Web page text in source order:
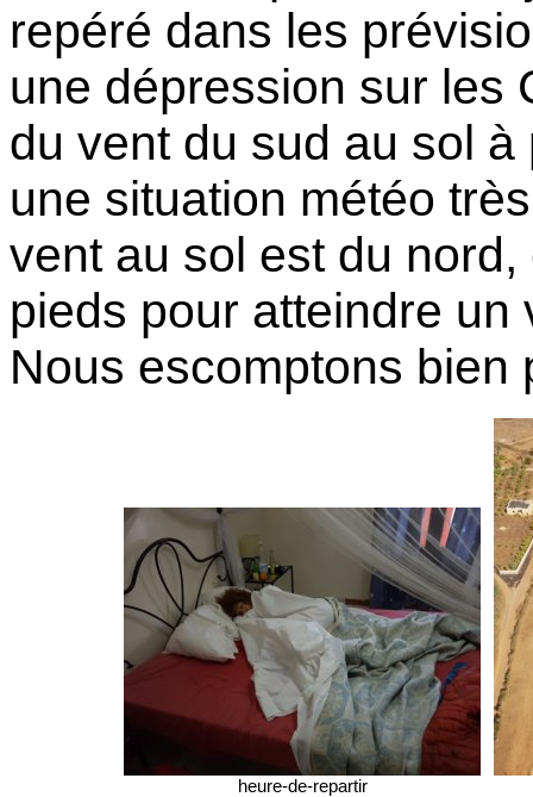
repéré dans les
une dépression sur les
du vent du sud au sol
une situation météo
vent au sol est du
pieds pour atteindre
Nous escomptons bien
heure-de-repartir